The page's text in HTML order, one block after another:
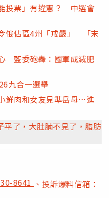
投票」有違憲？ 中選會
俄佔區4州「戒嚴」 「末
藍委砲轟：國軍成減肥
九合一選舉
鮮肉和女友見準岳母…進
平了，大肚腩不見了，脂肪
8641 、投訴爆料信箱：